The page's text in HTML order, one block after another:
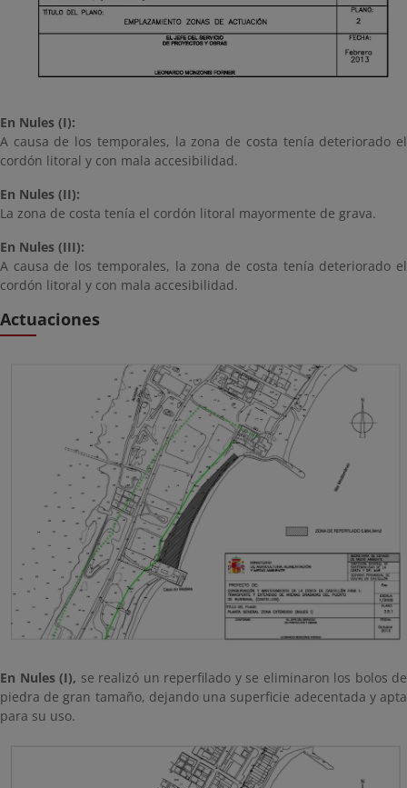
En Nules (I):
A causa de los temporales, la zona de costa tenía deteriorado el
cordón litoral y con mala accesibilidad.
En Nules (II):
La zona de costa tenía el cordón litoral mayormente de grava.
En Nules (III):
A causa de los temporales, la zona de costa tenía deteriorado el
cordón litoral y con mala accesibilidad.
Actuaciones
En Nules (I), se realizó un reperfilado y se eliminaron los bolos de
piedra de gran tamaño, dejando una superficie adecentada y apta
para su uso.